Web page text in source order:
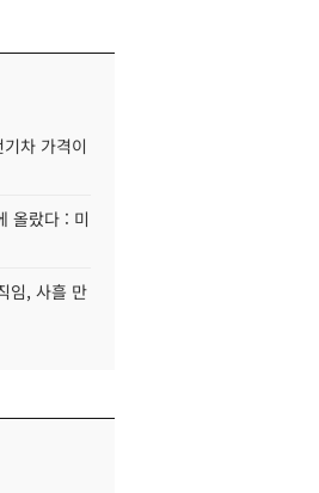
차 가격이
올랐다 : 미
임, 사흘 만